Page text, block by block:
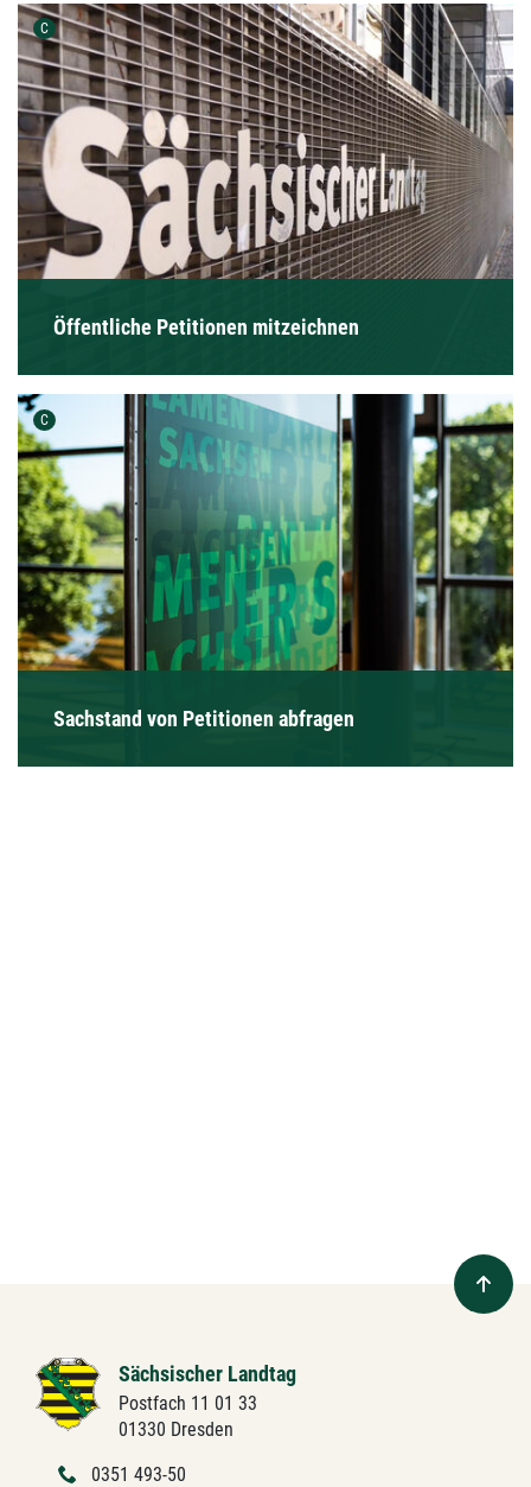
C Urheber der Grafik:
Öffentliche Petitionen mitzeichnen
C Urheber der Grafik:
Sachstand von Petitionen abfragen
Sächsischer Landtag
Postfach 11 01 33
01330 Dresden
0351 493-50